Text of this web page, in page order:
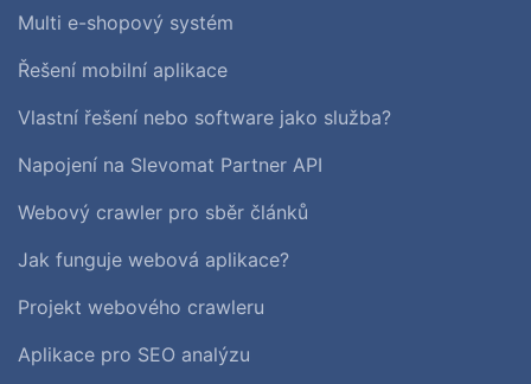
Multi e-shopový systém
Řešení mobilní aplikace
Vlastní řešení nebo software jako služba?
Napojení na Slevomat Partner API
Webový crawler pro sběr článků
Jak funguje webová aplikace?
Projekt webového crawleru
Aplikace pro SEO analýzu